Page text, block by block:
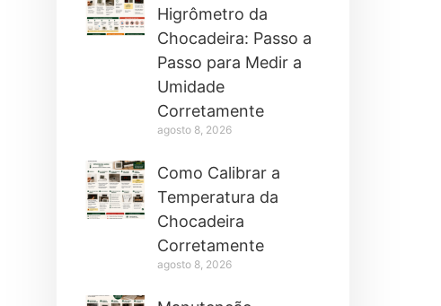
Higrômetro da
Chocadeira: Passo a
Passo para Medir a
Umidade
Corretamente
agosto 8, 2026
Como Calibrar a
Temperatura da
Chocadeira
Corretamente
agosto 8, 2026